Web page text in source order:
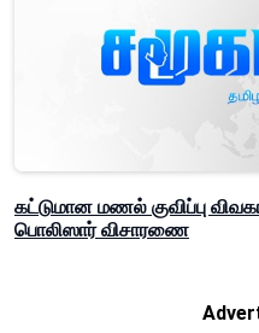
கட்டுமான மணல் குவிப்பு
பொலிஸார் விசாரணை